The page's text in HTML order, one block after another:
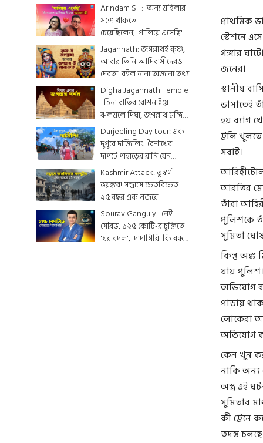
করা হয়েছিল? জেনে নিন
রোমহর্ষক কাহিনী
Arindam Sil : 'অন্য মহিলার
সঙ্গে থাকতে
চেয়েছিলেন,...পালিয়ে এসেছি',
বিস্ফোরক অরিন্দমের স্ত্রী
Jagannath: জগন্নাথই কৃষ্ণ,
আবার তিনি আদিবাসীদেরও
দেবতা! রইল নানা অজানা তথ্য
Digha Jagannath Temple
: চিনা বাতির রোশনাইয়ে
ঝলমলে দিঘা, জগন্নাথ মন্দিরে
শেষ মুহূর্তের সাজসজ্জা তুঙ্গে
Darjeeling Day tour: এক
দুপুরে দার্জিলিং...বৈশাখের
দাপটে পাহাড়ের রানি যেন
একটুকরো স্বর্গ
Kashmir Attack: ভূস্বর্গ
ভয়ঙ্কর! সন্ত্রাসে ক্ষতবিক্ষত
২৫ বছর এক নজরে
Sourav Ganguly : নেই
সৌরভ, ১২৫ কোটি-র চুক্তিতে
'ঘর বদল', 'দাদাগিরি' কি বন্ধ
প্রাথমিক
স্টেশনে
গঙ্গার
জনের।
স্থানীয়
ভাসাতেই
হয় ব্যাগ
ট্রলি
সবাই।
আরতির
তাঁরা
পুলিশকে
সুমিতা
কিন্তু অঙ্ক
যায়
অভিযোগ
পাড়ায়
লোকেরা
অভিযোগ
কেন খুন
নাকি অন্য
অস্ত্র এই
সুমিতার
কী ট্রেনে
তদন্ত